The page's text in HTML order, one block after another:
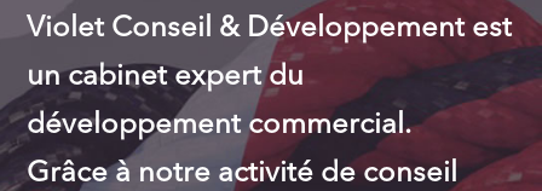
Violet Conseil & Développement est
un cabinet expert du
développement commercial.
Grâce à notre activité de conseil